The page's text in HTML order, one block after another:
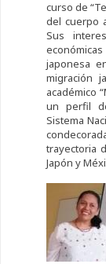
curso de
del cuerpo
Sus
japonesa
migración
académico
un perfil
Sistema
trayectoria
Japón y